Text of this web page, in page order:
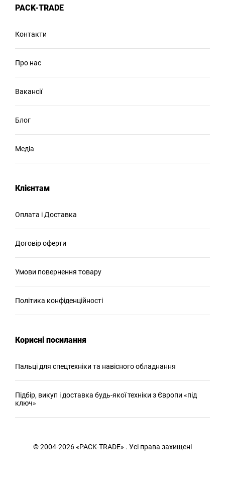
PACK-TRADE
Контакти
Про нас
Вакансії
Блог
Медіа
Клієнтам
Оплата і Доставка
Договір оферти
Умови повернення товару
Політика конфіденційності
Корисні посилання
Пальці для спецтехніки та навісного обладнання
Підбір, викуп і доставка будь-якої техніки з Європи «під
ключ»
© 2004-2026 «PACK-TRADE» . Усі права захищені